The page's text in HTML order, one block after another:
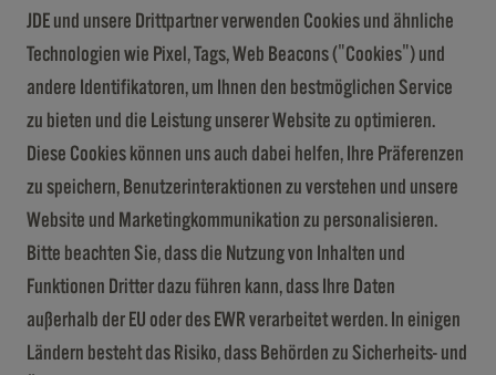
JDE und unsere Drittpartner verwenden Cookies und ähnliche
Technologien wie Pixel, Tags, Web Beacons ("Cookies") und
andere Identifikatoren, um Ihnen den bestmöglichen Service
zu bieten und die Leistung unserer Website zu optimieren.
Diese Cookies können uns auch dabei helfen, Ihre Präferenzen
zu speichern, Benutzerinteraktionen zu verstehen und unsere
Website und Marketingkommunikation zu personalisieren.
Bitte beachten Sie, dass die Nutzung von Inhalten und
Funktionen Dritter dazu führen kann, dass Ihre Daten
außerhalb der EU oder des EWR verarbeitet werden. In einigen
Ländern besteht das Risiko, dass Behörden zu Sicherheits- und